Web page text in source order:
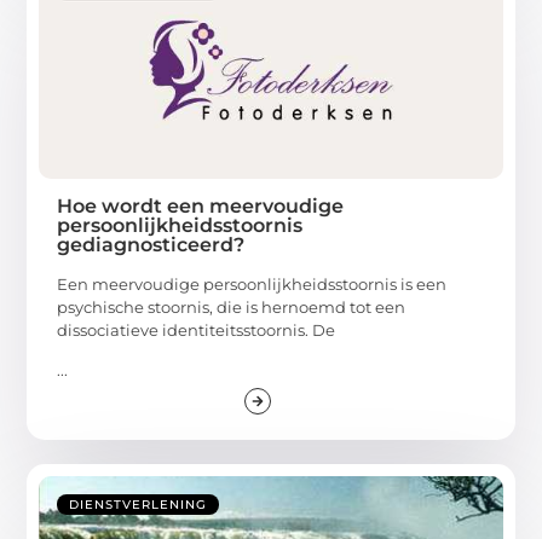
Hoe wordt een meervoudige
persoonlijkheidsstoornis
gediagnosticeerd?
Een meervoudige persoonlijkheidsstoornis is een
psychische stoornis, die is hernoemd tot een
dissociatieve identiteitsstoornis. De
...
DIENSTVERLENING